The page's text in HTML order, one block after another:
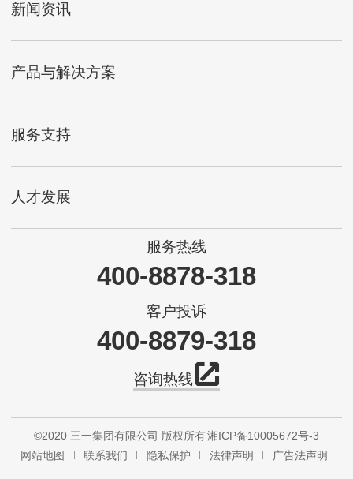
新闻资讯
产品与解决方案
服务支持
人才发展
服务热线
400-8878-318
客户投诉
400-8879-318
咨询热线
©2020 三一集团有限公司 版权所有湘ICP备10005672号-3
网站地图
联系我们 隐私保护 法律声明 广告法声明